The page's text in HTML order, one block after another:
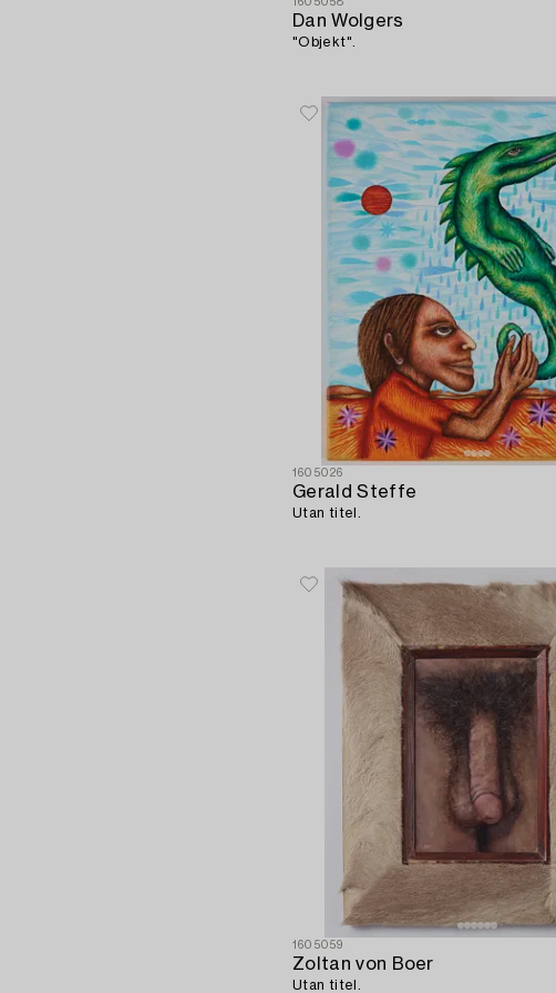
Dan Wolgers
"Objekt".
1605026
Gerald Steffe
Utan titel.
1605059
Zoltan von Boer
Utan titel.